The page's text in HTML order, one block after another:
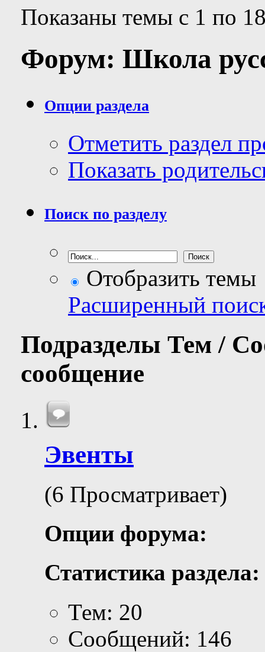
Показаны темы с 1 по
Форум: Школа
Опции раздела
Отметить раздел
Показать
Поиск по разделу
Отобразить темы
Расширенный
Подразделы Тем /
сообщение
Эвенты
(6 Просматривает)
Опции форума:
Статистика раздела:
Тем: 20
Сообщений: 146